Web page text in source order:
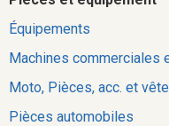
Équipements
Machines commerciales
Moto, Pièces, acc. et
Pièces automobiles